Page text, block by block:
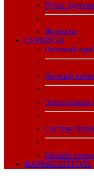
Пульс
Журналы
CЕРВИСЫ
Оптовый
Личный
Электронная
Система
Онлайн-
ФАРМКОНТРОЛЬ